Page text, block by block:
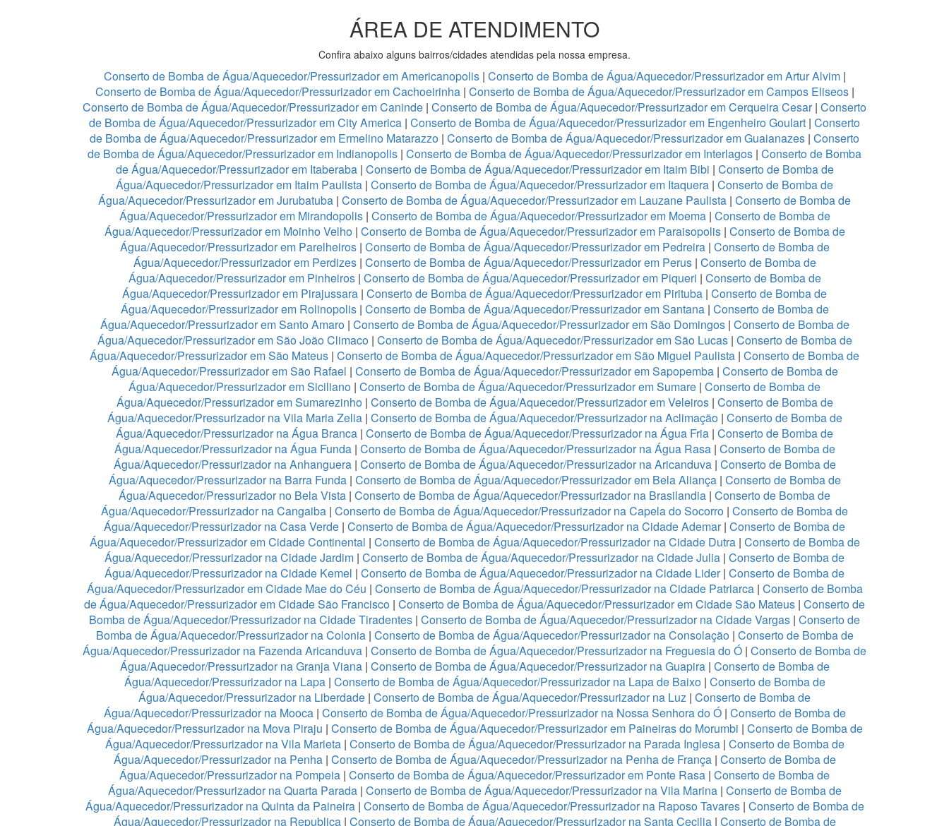
ÁREA DE ATENDIMENTO
Confira abaixo alguns bairros/cidades atendidas pela nossa empresa.
Conserto de Bomba de Água/Aquecedor/Pressurizador em Americanopolis | Conserto de Bomba de Água/Aquecedor/Pressurizador em Artur Alvim |
Conserto de Bomba de Água/Aquecedor/Pressurizador em Cachoeirinha| Conserto de Bomba de Água/Aquecedor/Pressurizador em Campos Eliseos |
Conserto de Bomba de Água/Aquecedor/Pressurizador em Caninde | Conserto de Bomba de Água/Aquecedor/Pressurizador em Cerqueira Cesar| Conserto
de Bomba de Água/Aquecedor/Pressurizador em City America | Conserto de Bomba de Água/Aquecedor/Pressurizador em Engenheiro Goulart | Conserto
de Bomba de Água/Aquecedor/Pressurizador em Ermelino Matarazzo | Conserto de Bomba de Água/Aquecedor/Pressurizador em Guaianazes | Conserto
de Bomba de Água/Aquecedor/Pressurizador em Indianopolis | Conserto de Bomba de Água/Aquecedor/Pressurizador em Interlagos | Conserto de Bomba
de Água/Aquecedor/Pressurizador em Itaberaba| Conserto de Bomba de Água/Aquecedor/Pressurizador em Itaim Bibi | Conserto de Bomba de
Água/Aquecedor/Pressurizador em Itaim Paulista | Conserto de Bomba de Água/Aquecedor/Pressurizador em Itaquera | Conserto de Bomba de
Água/Aquecedor/Pressurizador em Jurubatuba | Conserto de Bomba de Água/Aquecedor/Pressurizador em Lauzane Paulista | Conserto de Bomba de
Água/Aquecedor/Pressurizador em Mirandopolis| Conserto de Bomba de Água/Aquecedor/Pressurizador em Moema| Conserto de Bomba de
Água/Aquecedor/Pressurizador em Moinho Velho | Conserto de Bomba de Água/Aquecedor/Pressurizador em Paraisopolis| Conserto de Bomba de
Água/Aquecedor/Pressurizador em Parelheiros| Conserto de Bomba de Água/Aquecedor/Pressurizador em Pedreira| Conserto de Bomba de
Água/Aquecedor/Pressurizador em Perdizes| Conserto de Bomba de Água/Aquecedor/Pressurizador em Perus| Conserto de Bomba de
Água/Aquecedor/Pressurizador em Pinheiros| Conserto de Bomba de Água/Aquecedor/Pressurizador em Piqueri | Conserto de Bomba de
Água/Aquecedor/Pressurizador em Pirajussara | Conserto de Bomba de Água/Aquecedor/Pressurizador em Pirituba | Conserto de Bomba de
Água/Aquecedor/Pressurizador em Rolinopolis| Conserto de Bomba de Água/Aquecedor/Pressurizador em Santana| Conserto de Bomba de
Água/Aquecedor/Pressurizador em Santo Amaro| Conserto de Bomba de Água/Aquecedor/Pressurizador em São Domingos| Conserto de Bomba de
Água/Aquecedor/Pressurizador em São João Climaco| Conserto de Bomba de Água/Aquecedor/Pressurizador em São Lucas| Conserto de Bomba de
Água/Aquecedor/Pressurizador em São Mateus | Conserto de Bomba de Água/Aquecedor/Pressurizador em São Miguel Paulista | Conserto de Bomba de
Água/Aquecedor/Pressurizador em São Rafael | Conserto de Bomba de Água/Aquecedor/Pressurizador em Sapopemba | Conserto de Bomba de
Água/Aquecedor/Pressurizador em Siciliano | Conserto de Bomba de Água/Aquecedor/Pressurizador em Sumare | Conserto de Bomba de
Água/Aquecedor/Pressurizador em Sumarezinho| Conserto de Bomba de Água/Aquecedor/Pressurizador em Veleiros| Conserto de Bomba de
Água/Aquecedor/Pressurizador na Vila Maria Zelia| Conserto de Bomba de Água/Aquecedor/Pressurizador na Aclimação| Conserto de Bomba de
Água/Aquecedor/Pressurizador na Água Branca | Conserto de Bomba de Água/Aquecedor/Pressurizador na Água Fria | Conserto de Bomba de
Água/Aquecedor/Pressurizador na Água Funda| Conserto de Bomba de Água/Aquecedor/Pressurizador na Água Rasa | Conserto de Bomba de
Água/Aquecedor/Pressurizador na Anhanguera| Conserto de Bomba de Água/Aquecedor/Pressurizador na Aricanduva| Conserto de Bomba de
Água/Aquecedor/Pressurizador na Barra Funda | Conserto de Bomba de Água/Aquecedor/Pressurizador em Bela Aliança | Conserto de Bomba de
Água/Aquecedor/Pressurizador no Bela Vista | Conserto de Bomba de Água/Aquecedor/Pressurizador na Brasilandia | Conserto de Bomba de
Água/Aquecedor/Pressurizador na Cangaiba | Conserto de Bomba de Água/Aquecedor/Pressurizador na Capela do Socorro | Conserto de Bomba de
Água/Aquecedor/Pressurizador na Casa Verde | Conserto de Bomba de Água/Aquecedor/Pressurizador na Cidade Ademar| Conserto de Bomba de
Água/Aquecedor/Pressurizador em Cidade Continental | Conserto de Bomba de Água/Aquecedor/Pressurizador na Cidade Dutra | Conserto de Bomba de
Água/Aquecedor/Pressurizador na Cidade Jardim | Conserto de Bomba de Água/Aquecedor/Pressurizador na Cidade Julia | Conserto de Bomba de
Água/Aquecedor/Pressurizador na Cidade Kemel | Conserto de Bomba de Água/Aquecedor/Pressurizador na Cidade Lider| Conserto de Bomba de
Água/Aquecedor/Pressurizador em Cidade Mae do Céu | Conserto de Bomba de Água/Aquecedor/Pressurizador na Cidade Patriarca| Conserto de Bomba
de Água/Aquecedor/Pressurizador em Cidade São Francisco | Conserto de Bomba de Água/Aquecedor/Pressurizador em Cidade São Mateus | Conserto de
Bomba de Água/Aquecedor/Pressurizador na Cidade Tiradentes | Conserto de Bomba de Água/Aquecedor/Pressurizador na Cidade Vargas | Conserto de
Bomba de Água/Aquecedor/Pressurizador na Colonia| Conserto de Bomba de Água/Aquecedor/Pressurizador na Consolação | Conserto de Bomba de
Água/Aquecedor/Pressurizador na Fazenda Aricanduva | Conserto de Bomba de Água/Aquecedor/Pressurizador na Freguesia do Ó | Conserto de Bomba de
Água/Aquecedor/Pressurizador na Granja Viana| Conserto de Bomba de Água/Aquecedor/Pressurizador na Guapira| Conserto de Bomba de
Água/Aquecedor/Pressurizador na Lapa| Conserto de Bomba de Água/Aquecedor/Pressurizador na Lapa de Baixo | Conserto de Bomba de
Água/Aquecedor/Pressurizador na Liberdade | Conserto de Bomba de Água/Aquecedor/Pressurizador na Luz | Conserto de Bomba de
Água/Aquecedor/Pressurizador na Mooca| Conserto de Bomba de Água/Aquecedor/Pressurizador na Nossa Senhora do Ó| Conserto de Bomba de
Água/Aquecedor/Pressurizador na Mova Piraju | Conserto de Bomba de Água/Aquecedor/Pressurizador em Paineiras do Morumbi | Conserto de Bomba de
Água/Aquecedor/Pressurizador na Vila Marieta| Conserto de Bomba de Água/Aquecedor/Pressurizador na Parada Inglesa | Conserto de Bomba de
Água/Aquecedor/Pressurizador na Penha| Conserto de Bomba de Água/Aquecedor/Pressurizador na Penha de França | Conserto de Bomba de
Água/Aquecedor/Pressurizador na Pompeia | Conserto de Bomba de Água/Aquecedor/Pressurizador em Ponte Rasa | Conserto de Bomba de
Água/Aquecedor/Pressurizador na Quarta Parada| Conserto de Bomba de Água/Aquecedor/Pressurizador na Vila Marina| Conserto de Bomba de
Água/Aquecedor/Pressurizador na Quinta da Paineira| Conserto de Bomba de Água/Aquecedor/Pressurizador na Raposo Tavares| Conserto de Bomba de
Água/Aquecedor/Pressurizador na Republica| Conserto de Bomba de Água/Aquecedor/Pressurizador na Santa Cecilia| Conserto de Bomba de